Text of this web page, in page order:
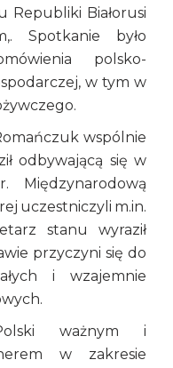
Republiki Białorusi
Spotkanie było
polsko-
w tym w
wspólnie
odbywającą się w
uczestniczyli m.in.
stanu wyraził
przyczyni się do
i wzajemnie
ważnym i
w zakresie